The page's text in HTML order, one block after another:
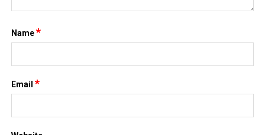
Name*
Email*